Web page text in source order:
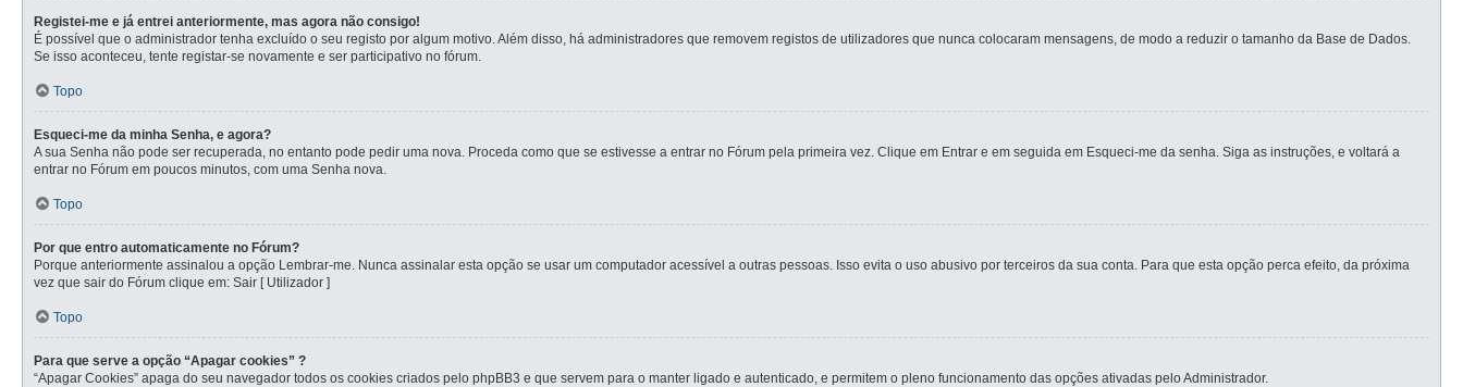
Registei-me e já entrei anteriormente, mas agora não consigo!
É possível que o administrador tenha excluído o seu registo por algum motivo. Além disso, há administradores que removem registos de utilizadores que nunca colocaram mensagens, de modo a reduzir o tamanho da Base de Dados.
Se isso aconteceu, tente registar-se novamente e ser participativo no fórum.
Topo
Esqueci-me da minha Senha, e agora?
A sua Senha não pode ser recuperada, no entanto pode pedir uma nova. Proceda como que se estivesse a entrar no Fórum pela primeira vez. Clique em Entrar e em seguida em Esqueci-me da senha. Siga as instruções, e voltará a
entrar no Fórum em poucos minutos, com uma Senha nova.
Topo
Por que entro automaticamente no Fórum?
Porque anteriormente assinalou a opção Lembrar-me. Nunca assinalar esta opção se usar um computador acessível a outras pessoas. Isso evita o uso abusivo por terceiros da sua conta. Para que esta opção perca efeito, da próxima
vez que sair do Fórum clique em: Sair [ Utilizador ]
Topo
Para que serve a opção “Apagar cookies” ?
“Apagar Cookies” apaga do seu navegador todos os cookies criados pelo phpBB3 e que servem para o manter ligado e autenticado, e permitem o pleno funcionamento das opções ativadas pelo Administrador.